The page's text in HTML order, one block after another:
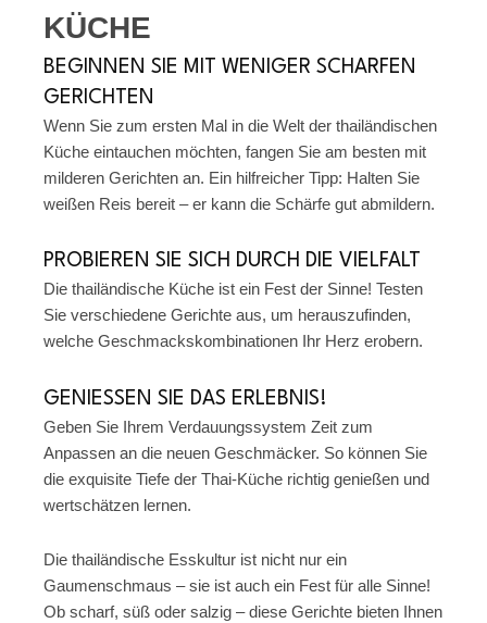
KÜCHE
BEGINNEN SIE MIT WENIGER SCHARFEN
GERICHTEN
Wenn Sie zum ersten Mal in die Welt der thailändischen
Küche eintauchen möchten, fangen Sie am besten mit
milderen Gerichten an. Ein hilfreicher Tipp: Halten Sie
weißen Reis bereit – er kann die Schärfe gut abmildern.
PROBIEREN SIE SICH DURCH DIE VIELFALT
Die thailändische Küche ist ein Fest der Sinne! Testen
Sie verschiedene Gerichte aus, um herauszufinden,
welche Geschmackskombinationen Ihr Herz erobern.
GENIESSEN SIE DAS ERLEBNIS!
Geben Sie Ihrem Verdauungssystem Zeit zum
Anpassen an die neuen Geschmäcker. So können Sie
die exquisite Tiefe der Thai-Küche richtig genießen und
wertschätzen lernen.
Die thailändische Esskultur ist nicht nur ein
Gaumenschmaus – sie ist auch ein Fest für alle Sinne!
Ob scharf, süß oder salzig – diese Gerichte bieten Ihnen